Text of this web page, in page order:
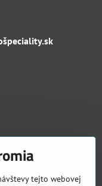
tejto webovej